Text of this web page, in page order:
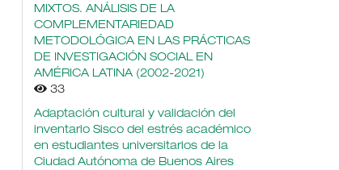
MIXTOS. ANÁLISIS DE LA
COMPLEMENTARIEDAD
METODOLÓGICA EN LAS PRÁCTICAS
DE INVESTIGACIÓN SOCIAL EN
AMÉRICA LATINA (2002-2021)
33
Adaptación cultural y validación del
inventario Sisco del estrés académico
en estudiantes universitarios de la
Ciudad Autónoma de Buenos Aires